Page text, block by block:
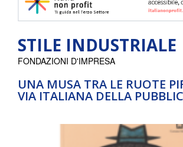
STILE INDUSTRIALE
UNA MUSA TRA LE RUOTE
VIA ITALIANA DELLA
FONDAZIONI D'IMPRESA